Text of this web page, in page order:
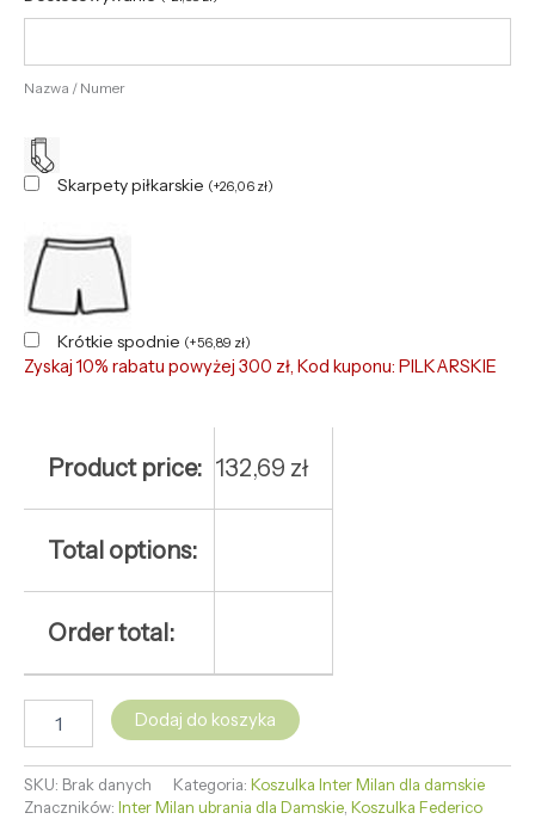
Nazwa / Numer
Skarpety piłkarskie (+26,06 zł)
Krótkie spodnie (+56,89 zł)
Zyskaj 10% rabatu powyżej 300 zł, Kod kuponu: PILKARSKIE
Product price: 132,69 zł
Total options:
Order total:
Dodaj do koszyka
SKU: Brak danych Kategoria: Koszulka Inter Milan dla damskie
Znaczników: Inter Milan ubrania dla Damskie, Koszulka Federico